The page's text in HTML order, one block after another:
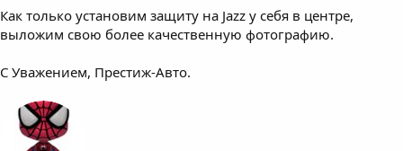
Как только установим защиту на Jazz у себя в центре,
выложим свою более качественную фотографию.
С Уважением, Престиж-Авто.